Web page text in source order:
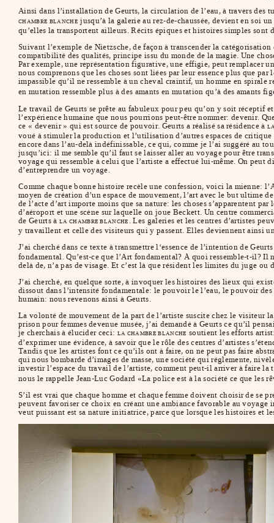
Ainsi dans l’installation de Geurts, la circulation de l’eau, à travers des
CHAMBRE BLANCHE jusqu’à la galerie au rez-de-chaussée, devient en soi
qu’elles la transportent ailleurs. Récits épiques et histoires simples sont
Suivant l’exemple de Nietzsche, de façon à transcender la
compatibilité des qualités, principe issu du monde de la magie. Une
Par exemple, une représentation figurative, une effigie, peut remplacer
nous comprenons que les choses sont liées par leur essence plus que
impassible qu’il ne ressemble à un cheval craintif, un homme en spirale
en mutation ressemble plus à des amants en mutation qu’à des amants
Le travail de Geurts se prête au fabuleux pour peu qu’on y soit réceptif
l’expérience humaine que nous pourrions peut-être nommer: devenir.
ce « devenir » qui est source de pouvoir. Geurts a réalisé sa résidence à
voué à stimuler la production et l’utilisation d’autres espaces de
encore dans l’au-delà indéfinissable, ce qui, comme je l’ai suggéré au
jusqu’ici: il me semble qu’il faut se laisser aller au voyage pour être
voyage qui ressemble à celui que l’artiste a effectué lui-même. On
d’entreprendre un voyage.
Comme chaque bonne histoire recèle une confession, voici la mienne:
moyen de création d’un espace de mouvement, l’art avec le but ultime
de l’acte d’art importe moins que sa nature: les choses s’apparentent
d’aéroport et une scène sur laquelle on joue Beckett. Un centre
de Geurts à LA CHAMBRE BLANCHE
. Les galeries et les centres d’artistes
y travaillent et celle des visiteurs qui y passent. Elles deviennent ainsi
J’ai cherché dans ce texte à transmettre l‘essence de l’intention de
fondamental. Qu’est-ce que l’Art fondamental? À quoi ressemble-t-il? Il
delà de, n’a pas de visage. Et c’est là que résident les limites du juge
J’ai cherché, en quelque sorte, à invoquer les histoires des lieux qui
dissout dans l’intensité fondamentale: le pouvoir le l’eau, le pouvoir
humain: nous revenons ainsi à Geurts.
La volonté de mouvement de la part de l’artiste suscite chez le visiteur
prison pour femmes devenue musée, j’ai demandé à Geurts ce qu’il
je cherchais à élucider ceci: LA CHAMBRE BLANCHE soutient les efforts
d’exprimer une évidence, à savoir que le rôle des centres d’artistes
Tandis que les artistes font ce qu’ils ont à faire, on ne peut pas faire
qui nous bombarde d’images de masse, une société qui réglemente,
investir l’espace du travail de l’artiste, comment peut-il arriver à faire
nous le rappelle Jean-Luc Godard «La police est à la société ce que les
S’il est vrai que chaque homme et chaque femme doivent choisir de se
peuvent favoriser ce choix en créant une ambiance favorable au
veut puissant est sa nature initiatrice, parce que lorsque les histoires et